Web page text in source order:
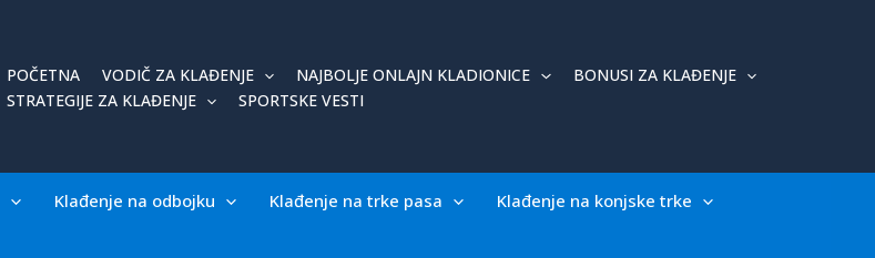
POČETNA VODIČ ZA KLAĐENJE NAJBOLJE ONLAJN KLADIONICE
BONUSI ZA KLAĐENJE
STRATEGIJE ZA KLAĐENJE
SPORTSKE VESTI
Klađenje na odbojku Klađenje na trke pasa Klađenje na konjske trke